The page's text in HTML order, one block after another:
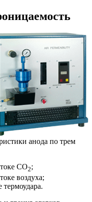
анода по трем
СО2;
воздуха;
термоудара.